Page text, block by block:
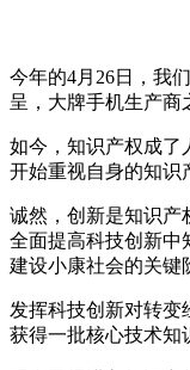
今年的4月26日，我
呈，大牌手机生产商
如今，知识产权成了
开始重视自身的知识
诚然，创新是知识产
全面提高科技创新中
建设小康社会的关键
发挥科技创新对转变
获得一批核心技术知